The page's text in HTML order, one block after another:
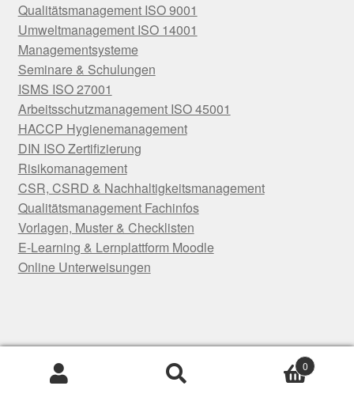
Qualitätsmanagement ISO 9001
Umweltmanagement ISO 14001
Managementsysteme
Seminare & Schulungen
ISMS ISO 27001
Arbeitsschutzmanagement ISO 45001
HACCP Hygienemanagement
DIN ISO Zertifizierung
Risikomanagement
CSR, CSRD & Nachhaltigkeitsmanagement
Qualitätsmanagement Fachinfos
Vorlagen, Muster & Checklisten
E-Learning & Lernplattform Moodle
Online Unterweisungen
© KVP & Kaizen 2026
Suchen
0